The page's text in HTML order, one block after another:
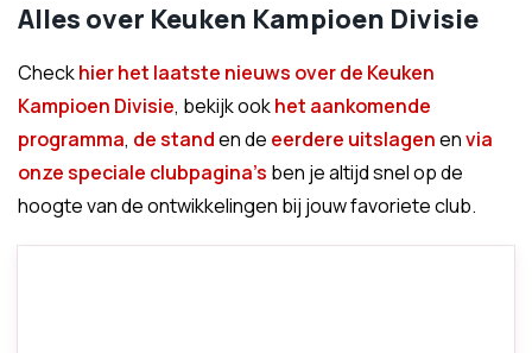
Alles over Keuken Kampioen Divisie
Checkhier het laatste nieuws over de Keuken
Kampioen Divisie, bekijk ookhet aankomende
programma, de standen de eerdere uitslagenenvia
onze speciale clubpagina's ben je altijd snel op de
hoogte van de ontwikkelingen bij jouw favoriete club.